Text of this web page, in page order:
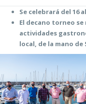
Se celebrará del 16
El decano torneo
actividades
local, de la mano